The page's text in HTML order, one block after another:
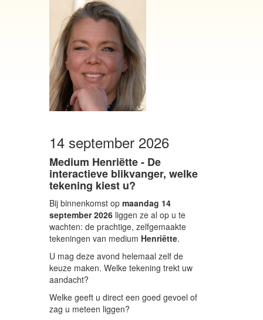
14 september 2026
Medium Henriëtte - De
interactieve blikvanger, welke
tekening kiest u?
Bij binnenkomst op maandag 14
september 2026liggen ze al op u te
wachten: de prachtige, zelfgemaakte
tekeningen van medium Henriëtte.
U mag deze avond helemaal zelf de
keuze maken. Welke tekening trekt uw
aandacht?
Welke geeft u direct een goed gevoel of
zag u meteen liggen?